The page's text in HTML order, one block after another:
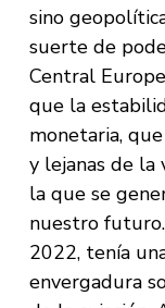
sino
suerte de
Central
que la
monetaria,
y lejanas de la
la que se
nuestro
2022, tenía
envergadura